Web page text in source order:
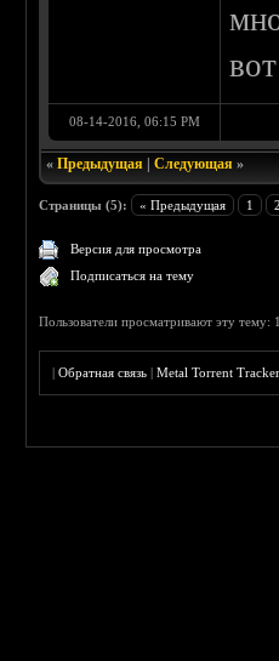
08-14-2016, 06:15 PM
«Предыдущая |Следующая »
Страницы (5): « Предыдущая 1 2
Версия для просмотра
Подписаться на тему
Пользователи просматривают эту тему:
|Обратная связь |Metal Torrent